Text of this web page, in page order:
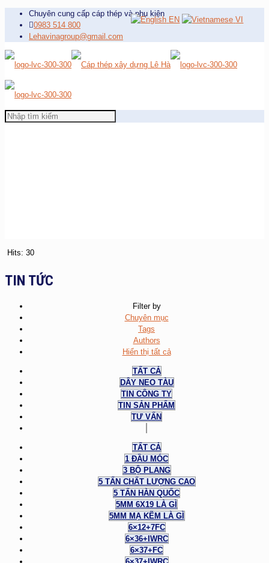
Chuyên cung cấp cáp thép và phụ kiện
0983 514 800
Lehavinagroup@gmail.com
Hits: 30
TIN TỨC
Filter by
Chuyên mục
Tags
Authors
Hiển thị tất cả
TẤT CẢ
DÂY NEO TÀU
TIN CÔNG TY
TIN SẢN PHẨM
TƯ VẤN
TẤT CẢ
1 ĐẦU MÓC
3 BỘ PLANG
5 TẤN CHẤT LƯỢNG CAO
5 TẤN HÀN QUỐC
5MM 6X19 LÀ GÌ
5MM MẠ KẼM LÀ GÌ
6×12+7FC
6×36+IWRC
6×37+FC
EN VI